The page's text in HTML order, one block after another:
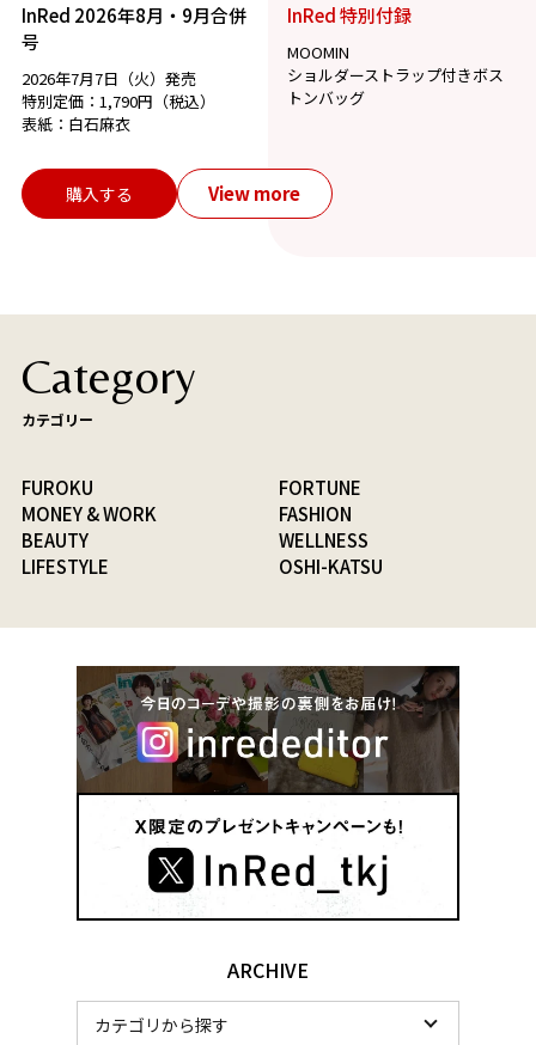
InRed 2026年8月・9月合併
号
2026年7月7日（火）発売
特別定価：1,790円（税込）
表紙：白石麻衣
InRed 特別付録
MOOMIN
ショルダーストラップ付きボス
トンバッグ
購入する View more
Category
カテゴリー
FUROKU
FORTUNE
MONEY & WORK
FASHION
BEAUTY
WELLNESS
LIFESTYLE
OSHI-KATSU
ARCHIVE